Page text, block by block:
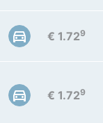
€ 1.729
€ 1.729